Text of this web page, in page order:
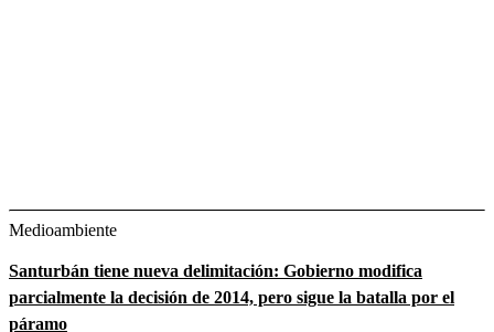
Medioambiente
Santurbán tiene nueva delimitación: Gobierno modifica
parcialmente la decisión de 2014, pero sigue la batalla por el
páramo